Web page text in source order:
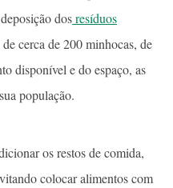
dosresíduos
cerca de 200 minhocas, de
disponível e do espaço, as
população.
os restos de comida,
colocar alimentos com